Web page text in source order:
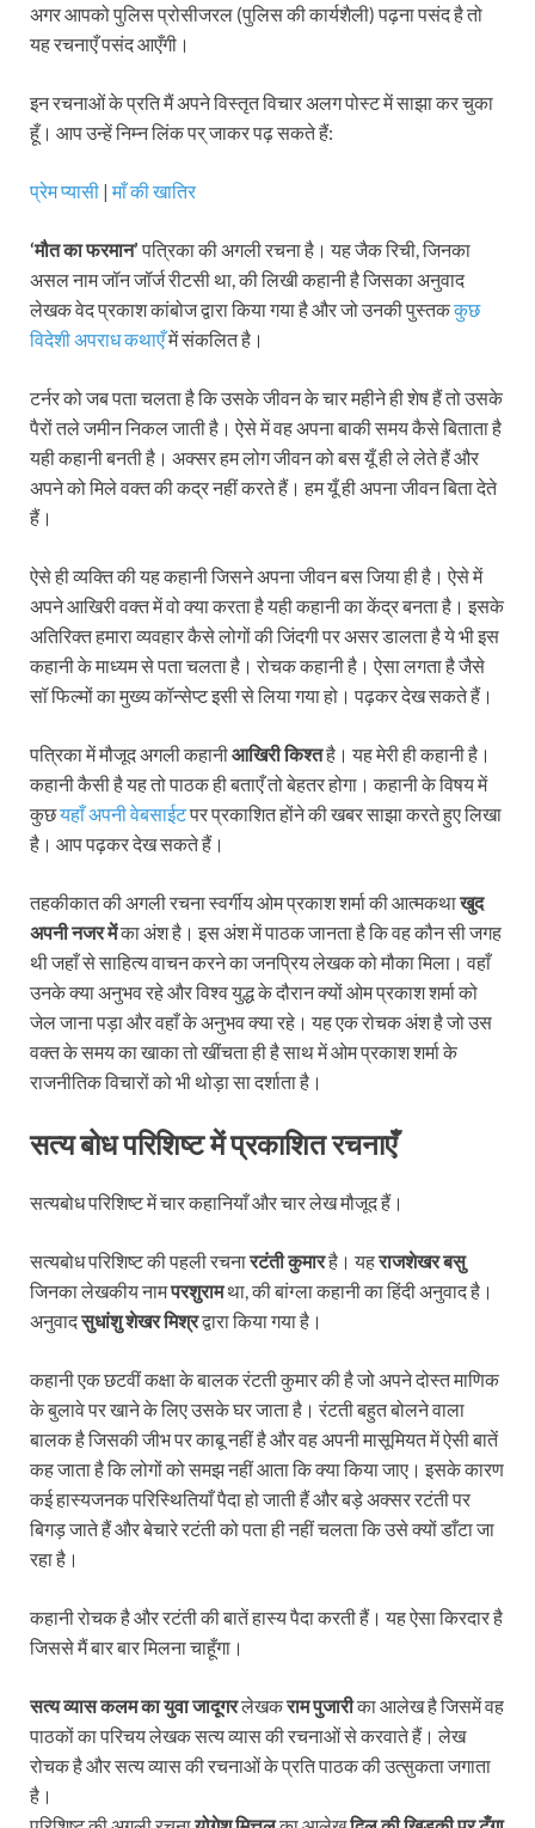
अगर आपको पुलिस प्रोसीजरल (पुलिस की कार्यशैली) पढ़ना पसंद है तो
यह रचनाएँ पसंद आएँगी।
इन रचनाओं के प्रति मैं अपने विस्तृत विचार अलग पोस्ट में साझा कर चुका
हूँ। आप उन्हें निम्न लिंक पर् जाकर पढ़ सकते हैं:
प्रेम प्यासी |माँ की खातिर
‘मौत का फरमान’पत्रिका की अगली रचना है। यह जैक रिची, जिनका
असल नाम जॉन जॉर्ज रीटसी था, की लिखी कहानी है जिसका अनुवाद
लेखक वेद प्रकाश कांबोज द्वारा किया गया है और जो उनकी पुस्तककुछ
विदेशी अपराध कथाएँमें संकलित है।
टर्नर को जब पता चलता है कि उसके जीवन के चार महीने ही शेष हैं तो उसके
पैरों तले जमीन निकल जाती है। ऐसे में वह अपना बाकी समय कैसे बिताता है
यही कहानी बनती है। अक्सर हम लोग जीवन को बस यूँ ही ले लेते हैं और
अपने को मिले वक्त की कद्र नहीं करते हैं। हम यूँ ही अपना जीवन बिता देते
हैं।
ऐसे ही व्यक्ति की यह कहानी जिसने अपना जीवन बस जिया ही है। ऐसे में
अपने आखिरी वक्त में वो क्या करता है यही कहानी का केंद्र बनता है। इसके
अतिरिक्त हमारा व्यवहार कैसे लोगों की जिंदगी पर असर डालता है ये भी इस
कहानी के माध्यम से पता चलता है। रोचक कहानी है। ऐसा लगता है जैसे
सॉ फिल्मों का मुख्य कॉन्सेप्ट इसी से लिया गया हो। पढ़कर देख सकते हैं।
पत्रिका में मौजूद अगली कहानीआखिरी किश्तहै। यह मेरी ही कहानी है।
कहानी कैसी है यह तो पाठक ही बताएँ तो बेहतर होगा। कहानी के विषय में
कुछयहाँ अपनी वेबसाईटपर प्रकाशित होंने की खबर साझा करते हुए लिखा
है। आप पढ़कर देख सकते हैं।
तहकीकात की अगली रचना स्वर्गीय ओम प्रकाश शर्मा की आत्मकथाखुद
अपनी नजर मेंका अंश है। इस अंश में पाठक जानता है कि वह कौन सी जगह
थी जहाँ से साहित्य वाचन करने का जनप्रिय लेखक को मौका मिला। वहाँ
उनके क्या अनुभव रहे और विश्व युद्ध के दौरान क्यों ओम प्रकाश शर्मा को
जेल जाना पड़ा और वहाँ के अनुभव क्या रहे। यह एक रोचक अंश है जो उस
वक्त के समय का खाका तो खींचता ही है साथ में ओम प्रकाश शर्मा के
राजनीतिक विचारों को भी थोड़ा सा दर्शाता है।
सत्य बोध परिशिष्ट में प्रकाशित रचनाएँ
सत्यबोध परिशिष्ट में चार कहानियाँ और चार लेख मौजूद हैं।
सत्यबोध परिशिष्ट की पहली रचनारटंती कुमारहै। यहराजशेखर बसु
जिनका लेखकीय नामपरशुरामथा, की बांग्ला कहानी का हिंदी अनुवाद है।
अनुवादसुधांशु शेखर मिश्रद्वारा किया गया है।
कहानी एक छटवीं कक्षा के बालक रंटती कुमार की है जो अपने दोस्त माणिक
के बुलावे पर खाने के लिए उसके घर जाता है। रंटती बहुत बोलने वाला
बालक है जिसकी जीभ पर काबू नहीं है और वह अपनी मासूमियत में ऐसी बातें
कह जाता है कि लोगों को समझ नहीं आता कि क्या किया जाए। इसके कारण
कई हास्यजनक परिस्थितियाँ पैदा हो जाती हैं और बड़े अक्सर रटंती पर
बिगड़ जाते हैं और बेचारे रटंती को पता ही नहीं चलता कि उसे क्यों डाँटा जा
रहा है।
कहानी रोचक है और रटंती की बातें हास्य पैदा करती हैं। यह ऐसा किरदार है
जिससे मैं बार बार मिलना चाहूँगा।
सत्य व्यास कलम का युवा जादूगरलेखकराम पुजारीका आलेख है जिसमें वह
पाठकों का परिचय लेखक सत्य व्यास की रचनाओं से करवाते हैं। लेख
रोचक है और सत्य व्यास की रचनाओं के प्रति पाठक की उत्सुकता जगाता
है।